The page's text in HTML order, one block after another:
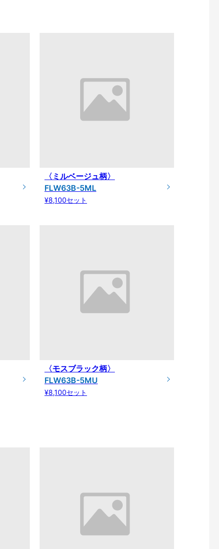
〈ミルベージュ柄〉
FLW63B-5ML
¥8,100セット
〈モスブラック柄〉
FLW63B-5MU
¥8,100セット